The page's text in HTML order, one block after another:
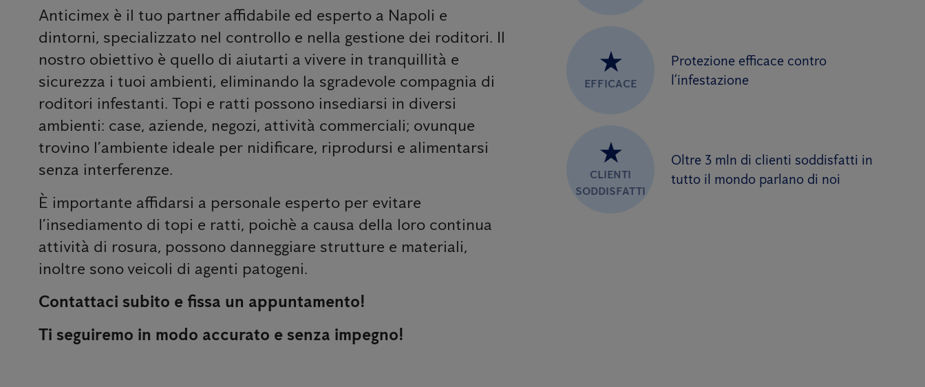
Anticimex è il tuo partner affidabile ed esperto a Napoli e
dintorni, specializzato nel controllo e nella gestione dei roditori. Il
nostro obiettivo è quello di aiutarti a vivere in tranquillità e
sicurezza i tuoi ambienti, eliminando la sgradevole compagnia di
roditori infestanti. Topi e ratti possono insediarsi in diversi
ambienti: case, aziende, negozi, attività commerciali; ovunque
trovino l’ambiente ideale per nidificare, riprodursi e alimentarsi
senza interferenze.
È importante affidarsi a personale esperto per evitare
l’insediamento di topi e ratti, poichè a causa della loro continua
attività di rosura, possono danneggiare strutture e materiali,
inoltre sono veicoli di agenti patogeni.
Contattaci subito e fissa un appuntamento!
Ti seguiremo in modo accurato e senza impegno!
★
EFFICACE
Protezione efficace contro
l’infestazione
★
CLIENTI
SODDISFATTI
Oltre 3 mln di clienti soddisfatti in
tutto il mondo parlano di noi